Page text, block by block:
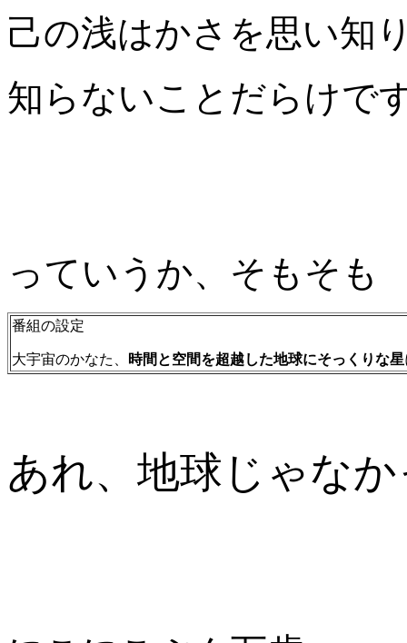
己の浅はかさを思い知
知らないことだらけで
っていうか、 そもそも
番組の設定
大宇宙のかなた、 時間と空間を超越した地球にそっくりな星
あれ、地球じゃな